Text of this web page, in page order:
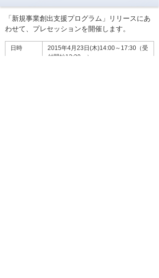
「新規事業創出支援プログラム」リリースにあ
わせて、プレセッションを開催します。
日時
2015年4月23日(木)14:00～17:30（受
付開始13:30～）